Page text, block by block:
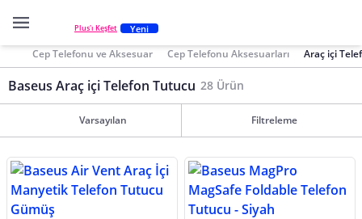
Plus'ı Keşfet Yeni
Cep Telefonu ve Aksesuar Cep Telefonu Aksesuarları Araç içi
Baseus Araç içi Telefon Tutucu 28 Ürün
Varsayılan Filtreleme